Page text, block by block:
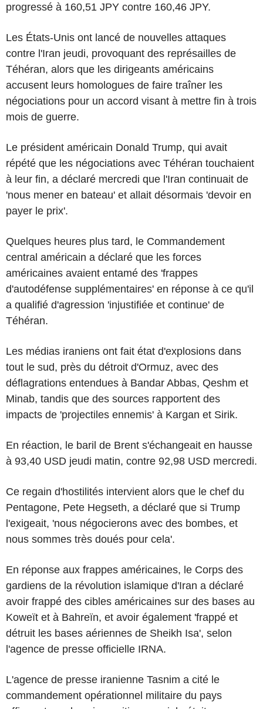
progressé à 160,51 JPY contre 160,46 JPY.
Les États-Unis ont lancé de nouvelles attaques
contre l'Iran jeudi, provoquant des représailles de
Téhéran, alors que les dirigeants américains
accusent leurs homologues de faire traîner les
négociations pour un accord visant à mettre fin à trois
mois de guerre.
Le président américain Donald Trump, qui avait
répété que les négociations avec Téhéran touchaient
à leur fin, a déclaré mercredi que l'Iran continuait de
'nous mener en bateau' et allait désormais 'devoir en
payer le prix'.
Quelques heures plus tard, le Commandement
central américain a déclaré que les forces
américaines avaient entamé des 'frappes
d'autodéfense supplémentaires' en réponse à ce qu'il
a qualifié d'agression 'injustifiée et continue' de
Téhéran.
Les médias iraniens ont fait état d'explosions dans
tout le sud, près du détroit d'Ormuz, avec des
déflagrations entendues à Bandar Abbas, Qeshm et
Minab, tandis que des sources rapportent des
impacts de 'projectiles ennemis' à Kargan et Sirik.
En réaction, le baril de Brent s'échangeait en hausse
à 93,40 USD jeudi matin, contre 92,98 USD mercredi.
Ce regain d'hostilités intervient alors que le chef du
Pentagone, Pete Hegseth, a déclaré que si Trump
l'exigeait, 'nous négocierons avec des bombes, et
nous sommes très doués pour cela'.
En réponse aux frappes américaines, le Corps des
gardiens de la révolution islamique d'Iran a déclaré
avoir frappé des cibles américaines sur des bases au
Koweït et à Bahreïn, et avoir également 'frappé et
détruit les bases aériennes de Sheikh Isa', selon
l'agence de presse officielle IRNA.
L'agence de presse iranienne Tasnim a cité le
commandement opérationnel militaire du pays